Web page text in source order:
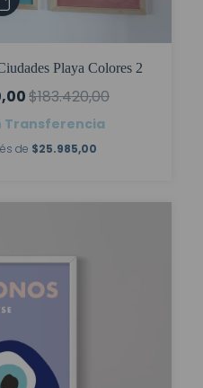
Playa Colores 2
$183.420,00
Transferencia
de $25.985,00